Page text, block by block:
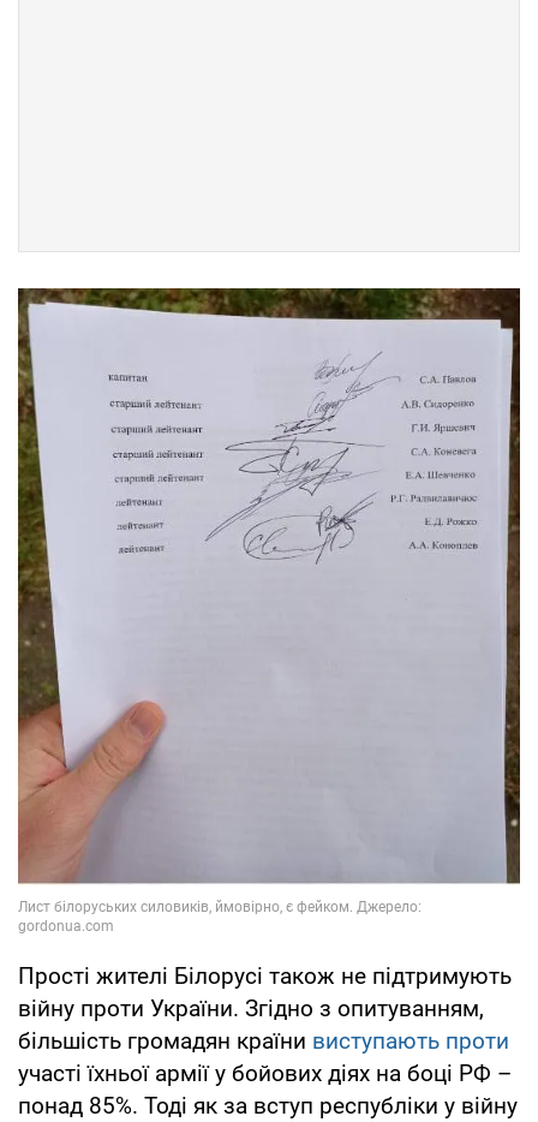
Прості жителі Білорусі також не підтримують
війну проти України. Згідно з опитуванням,
більшість громадян країни виступають проти
участі їхньої армії у бойових діях на боці РФ –
понад 85%. Тоді як за вступ республіки у війну